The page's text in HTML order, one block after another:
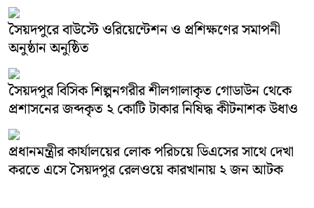
সৈয়দপুরে বাউস্টে ওরিয়েন্টেশন ও প্রশিক্ষণের সমাপনী
অনুষ্ঠান অনুষ্ঠিত
সৈয়দপুর বিসিক শিল্পনগরীর শীলগালাকৃত গোডাউন থেকে
প্রশাসনের জব্দকৃত ২ কোটি টাকার নিষিদ্ধ কীটনাশক উধাও
প্রধানমন্ত্রীর কার্যালয়ের লোক পরিচয়ে ডিএসের সাথে দেখা
করতে এসে সৈয়দপুর রেলওয়ে কারখানায় ২ জন আটক